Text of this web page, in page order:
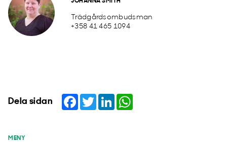
Trädgårdsombudsman
+358 41 465 1094
Dela sidan Facebook
TwitterLinkedIn
MENY